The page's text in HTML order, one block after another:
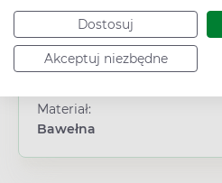
Dostosuj
Akceptuj niezbędne
Dowolna
Działanie/właściwości:
Ochronne / Wspierające
Problem:
Materiał:
Bawełna